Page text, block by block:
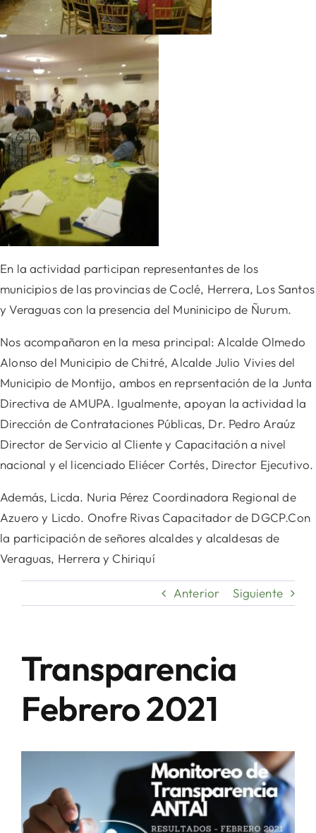
Aplicaciones
En la actividad participan representantes de los
municipios de las provincias de Coclé, Herrera, Los Santos
y Veraguas con la presencia del Muninicipo de Ñurum.
Nos acompañaron en la mesa principal: Alcalde Olmedo
Alonso del Municipio de Chitré, Alcalde Julio Vivies del
Municipio de Montijo, ambos en reprsentación de la Junta
Directiva de AMUPA. Igualmente, apoyan la actividad la
Dirección de Contrataciones Públicas, Dr. Pedro Araúz
Director de Servicio al Cliente y Capacitación a nivel
nacional y el licenciado Eliécer Cortés, Director Ejecutivo.
Además, Licda. Nuria Pérez Coordinadora Regional de
Azuero y Licdo. Onofre Rivas Capacitador de DGCP.Con
la participación de señores alcaldes y alcaldesas de
Veraguas, Herrera y Chiriquí
Anterior Siguiente
Transparencia
Febrero 2021